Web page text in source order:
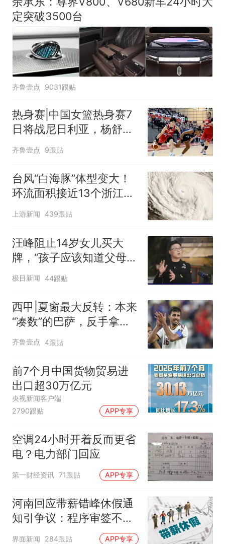
定突破3500台
齐鲁壹点 9031跟贴
热身赛|中国女篮热身赛7
日将战尼日利亚，杨舒予
有望出战
齐鲁壹点 9跟贴
台风“白海豚”体型变大！
环流面积接近13个浙江那
么大
上游新闻 439跟贴
汪峰阻止14岁女儿买大
牌，“孩子应该知道父母的
不易”，称自己买衣服80%
都在淘宝
极目新闻 44跟贴
西甲|夏窗最大反转：本来
“凑数”的巴萨，反手拿下
了罗德里！
齐鲁壹点 4跟贴
前7个月中国货物贸易进
出口超30万亿元
央视新闻客户端
2790跟贴
APP专享
空调24小时开着反而更省
电？电力部门回应
第一财经资讯 71跟贴 APP专享
河南回应带薪错峰休假通
知引争议：程序审签不规
范，待修改后予以印发
界面新闻 284跟贴 APP专享